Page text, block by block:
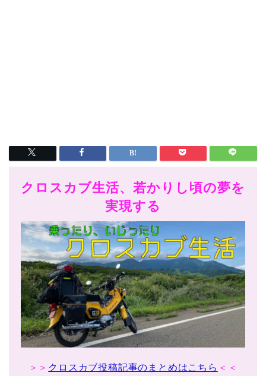
クロスカブ生活、若かりし頃の夢を
実現する
＞＞ クロスカブ投稿記事のまとめはこちら ＜＜